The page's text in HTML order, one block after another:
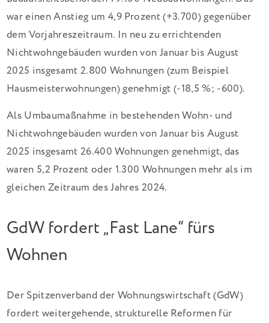
war einen Anstieg um 4,9 Prozent (+3.700) gegenüber
dem Vorjahreszeitraum. In neu zu errichtenden
Nichtwohngebäuden wurden von Januar bis August
2025 insgesamt 2.800 Wohnungen (zum Beispiel
Hausmeisterwohnungen) genehmigt (-18,5 %; -600).
Als Umbaumaßnahme in bestehenden Wohn- und
Nichtwohngebäuden wurden von Januar bis August
2025 insgesamt 26.400 Wohnungen genehmigt, das
waren 5,2 Prozent oder 1.300 Wohnungen mehr als im
gleichen Zeitraum des Jahres 2024.
GdW fordert „Fast Lane“ fürs
Wohnen
Der Spitzenverband der Wohnungswirtschaft (GdW)
fordert weitergehende, strukturelle Reformen für